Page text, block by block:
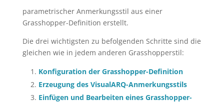
parametrischer Anmerkungsstil aus einer
Grasshopper-Definition erstellt.
Die drei wichtigsten zu befolgenden Schritte sind die
gleichen wie in jedem anderen Grasshopperstil:
Konfiguration der Grasshopper-Definition
Erzeugung des VisualARQ-Anmerkungsstils
Einfügen und Bearbeiten eines Grasshopper-